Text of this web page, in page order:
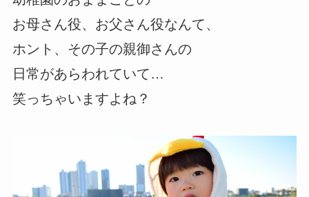
お母さん役、お父さん役なんて、
ホント、その子の親御さんの
日常があらわれていて…
笑っちゃいますよね？